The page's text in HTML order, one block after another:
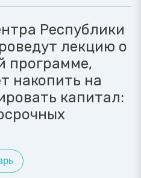
Республики
лекцию о
программе,
накопить на
капитал: